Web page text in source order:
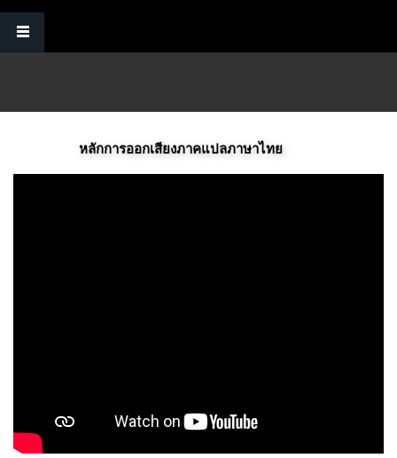
Skip to main content
หลักการออกเสียงภาคแปลภาษาไทย